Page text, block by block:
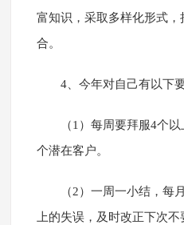
富知识，采取多样化形式
合。
4、今年对自己有以下
（1）每周要拜服4个
个潜在客户。
（2）一周一小结，每
上的失误，及时改正下次不